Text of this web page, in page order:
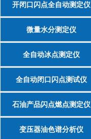
开闭口闪点全自动测定仪
微量水分测定仪
全自动冰点测定仪
全自动闭口闪点测试仪
石油产品闪点燃点测定仪
变压器油色谱分析仪